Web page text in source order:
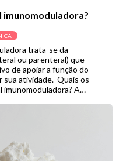
imunomoduladora?
trata-se da
ou parenteral) que
de apoiar a função do
sua atividade. Quais os
A
e inflamatórias. No contexto